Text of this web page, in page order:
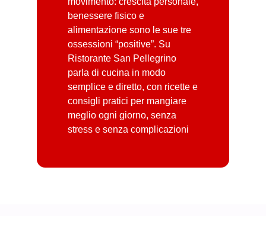
benessere fisico e
alimentazione sono le sue tre
ossessioni “positive”. Su
Ristorante San Pellegrino
parla di cucina in modo
semplice e diretto, con ricette e
consigli pratici per mangiare
meglio ogni giorno, senza
stress e senza complicazioni